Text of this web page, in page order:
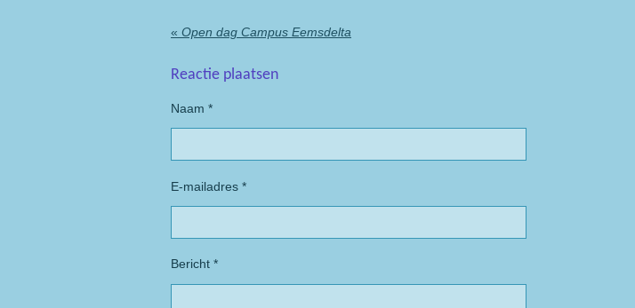
« Open dag Campus Eemsdelta
Reactie plaatsen
Naam *
E-mailadres *
Bericht *